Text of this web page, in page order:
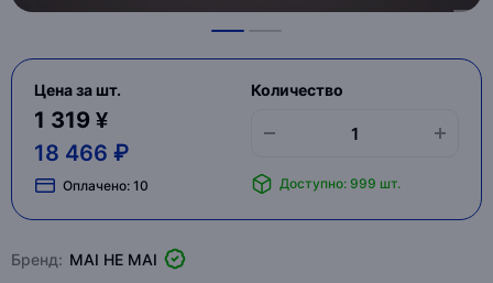
Цена за шт.
1 319 ¥
18 466 ₽
Оплачено: 10
Количество
Доступно: 999 шт.
Бренд: MAI HE MAI